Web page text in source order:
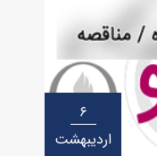
۶
اردیبهشت